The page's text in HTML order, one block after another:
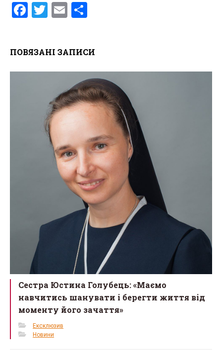
F
b
o
T
er
E
e
ПОВЯЗАНІ ЗАПИСИ
Сестра Юстина Голубець: «Маємо
навчитись шанувати і берегти життя від
моменту його зачаття»
Ексклюзив
Новини